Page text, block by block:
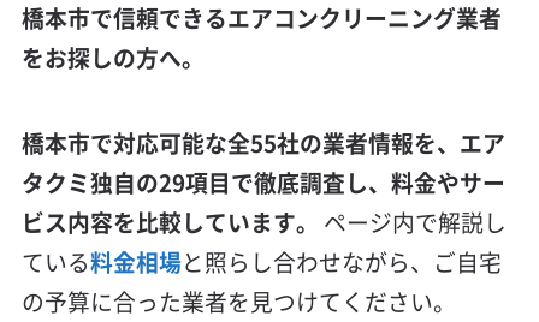
橋本市で信頼できるエアコンクリーニング業者
をお探しの方へ。
橋本市で対応可能な全55社の業者情報を、エア
タクミ独自の29項目で徹底調査し、料金やサー
ビス内容を比較しています。
ページ内で解説し
ている料金相場と照らし合わせながら、ご自宅
の予算に合った業者を見つけてください。